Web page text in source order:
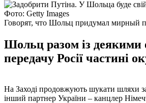
Фото: Getty Images
Говорят, что Шольц придумал мирный
Шольц разом із деякими
передачу Росії частині
На Заході продовжують шукати шляхи
інший партнер України – канцлер